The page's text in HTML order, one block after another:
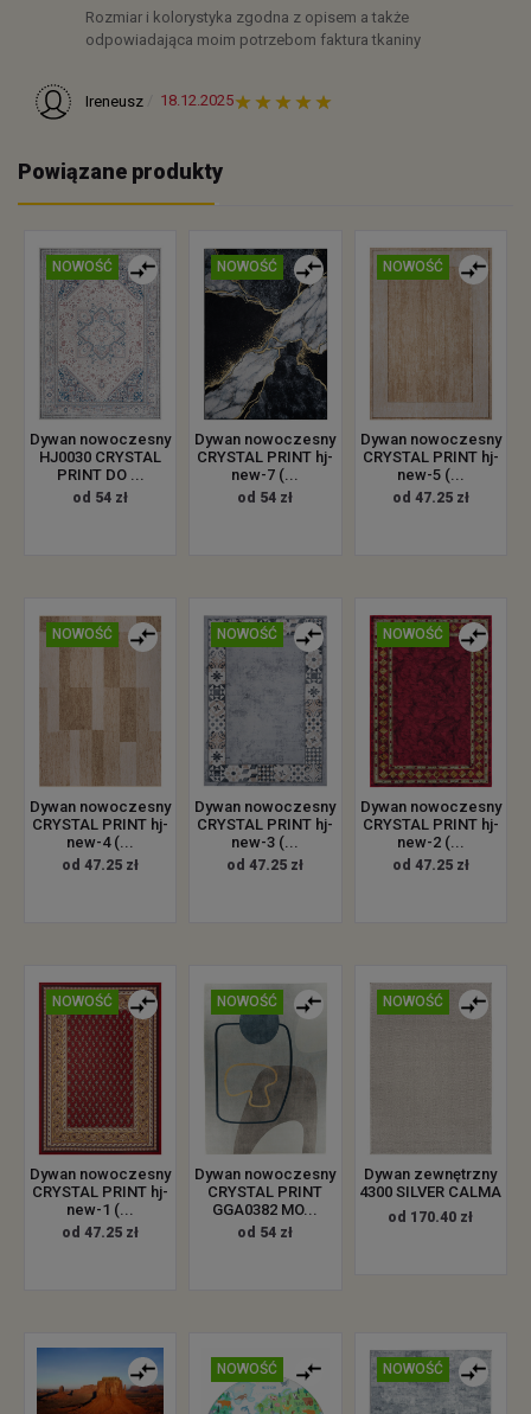
Rozmiar i kolorystyka zgodna z opisem a także
odpowiadająca moim potrzebom faktura tkaniny
Ireneusz 18.12.2025
Powiązane produkty
NOWOŚĆ
Dywan nowoczesny
HJ0030 CRYSTAL
PRINT DO ...
od 54 zł
NOWOŚĆ
Dywan nowoczesny
CRYSTAL PRINT hj-
new-7 (...
od 54 zł
NOWOŚĆ
Dywan nowoczesny
CRYSTAL PRINT hj-
new-5 (...
od 47.25 zł
NOWOŚĆ
Dywan nowoczesny
CRYSTAL PRINT hj-
new-4 (...
od 47.25 zł
NOWOŚĆ
Dywan nowoczesny
CRYSTAL PRINT hj-
new-3 (...
od 47.25 zł
NOWOŚĆ
Dywan nowoczesny
CRYSTAL PRINT hj-
new-2 (...
od 47.25 zł
NOWOŚĆ
Dywan nowoczesny
CRYSTAL PRINT hj-
new-1 (...
od 47.25 zł
NOWOŚĆ
Dywan nowoczesny
CRYSTAL PRINT
GGA0382 MO...
od 54 zł
NOWOŚĆ
Dywan zewnętrzny
4300 SILVER CALMA
od 170.40 zł
NOWOŚĆ NOWOŚĆ